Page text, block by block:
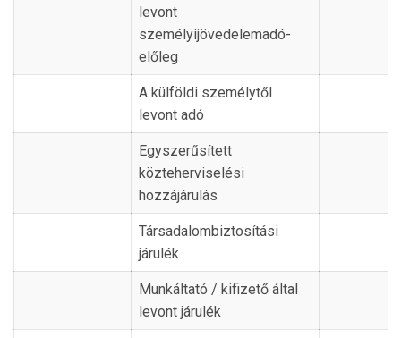
levont
személyijövedelemadó-
előleg
A külföldi személytől
levont adó
Egyszerűsített
közteherviselési
hozzájárulás
Társadalombiztosítási
járulék
Munkáltató / kifizető által
levont járulék